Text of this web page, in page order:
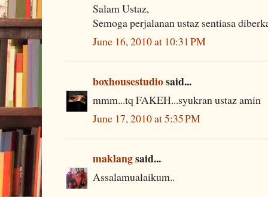
Salam Ustaz,
Semoga perjalanan ustaz sentiasa
June 16, 2010 at 10:31 PM
boxhousestudiosaid...
mmm...tq FAKEH...syukran ustaz amin
June 17, 2010 at 5:35 PM
maklangsaid...
Assalamualaikum..